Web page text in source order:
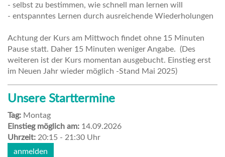
- selbst zu bestimmen, wie schnell man lernen will
- entspanntes Lernen durch ausreichende Wiederholungen
Achtung der Kurs am Mittwoch findet ohne 15 Minuten
Pause statt. Daher 15 Minuten weniger Angabe. (Des
weiteren ist der Kurs momentan ausgebucht. Einstieg erst
im Neuen Jahr wieder möglich -Stand Mai 2025)
Unsere Starttermine
Tag: Montag
Einstieg möglich am: 14.09.2026
Uhrzeit: 20:15 - 21:30 Uhr
anmelden